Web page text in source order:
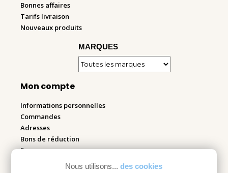
Nous utilisons... des cookies
Bonnes affaires
Tarifs livraison
Nouveaux produits
MARQUES
Mon compte
Informations personnelles
Commandes
Adresses
Bons de réduction
Espace pro